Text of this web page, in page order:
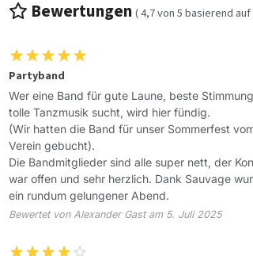
Bewertungen(4,7von5basierend auf
Partyband
Wer eine Band für gute Laune, beste
tolle Tanzmusik sucht, wird hier fündig.
(Wir hatten die Band für unser Sommerfest
Verein gebucht).
Die Bandmitglieder sind alle super nett, der
war offen und sehr herzlich. Dank Sauvage
ein rundum gelungener Abend.
Bewertet von Alexander Gast am 5. Juli 2025